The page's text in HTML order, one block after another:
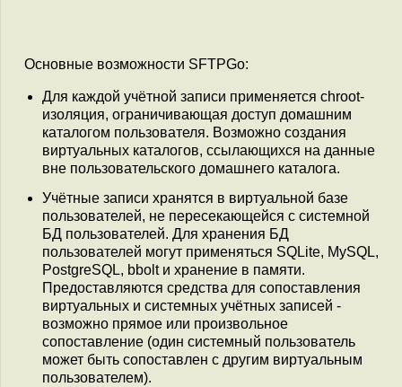
Основные возможности SFTPGo:
Для каждой учётной записи применяется chroot-
изоляция, ограничивающая доступ домашним
каталогом пользователя. Возможно создания
виртуальных каталогов, ссылающихся на данные
вне пользовательского домашнего каталога.
Учётные записи хранятся в виртуальной базе
пользователей, не пересекающейся с системной
БД пользователей. Для хранения БД
пользователей могут применяться SQLite, MySQL,
PostgreSQL, bbolt и хранение в памяти.
Предоставляются средства для сопоставления
виртуальных и системных учётных записей -
возможно прямое или произвольное
сопоставление (один системный пользователь
может быть сопоставлен с другим виртуальным
пользователем).